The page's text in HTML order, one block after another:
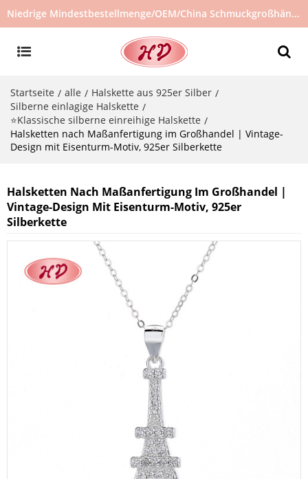
Niedrige Mindestbestellmenge/OEM/China Schmuckgroßhändler/Schmucklieferant/heiß verkaufter Schmuck auf Lager/kein gebrauchter Schmuck
Startseite / alle / Halskette aus 925er Silber /
Silberne einlagige Halskette /
⭐Klassische silberne einreihige Halskette /
Halsketten nach Maßanfertigung im Großhandel | Vintage-
Design mit Eisenturm-Motiv, 925er Silberkette
Halsketten Nach Maßanfertigung Im Großhandel |
Vintage-Design Mit Eisenturm-Motiv, 925er
Silberkette